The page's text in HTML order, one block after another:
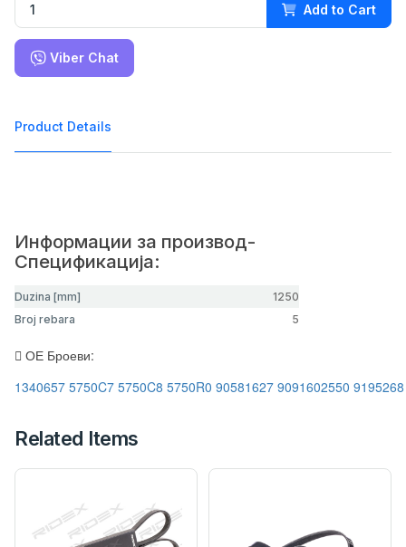
Add to Cart
Viber Chat
Product Details
Информации за производ-
Спецификација:
Duzina [mm]
1250
Broj rebara
5
ОЕ Броеви:
1340657 5750C7 5750C8 5750R0 90581627 9091602550 9195268
Related Items